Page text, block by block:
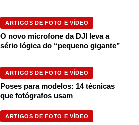
ARTIGOS DE FOTO E VÍDEO
O novo microfone da DJI leva a
sério lógica do “pequeno gigante”
ARTIGOS DE FOTO E VÍDEO
Poses para modelos: 14 técnicas
que fotógrafos usam
ARTIGOS DE FOTO E VÍDEO